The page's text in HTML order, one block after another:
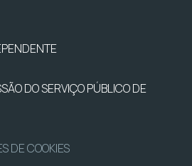
DO SERVIÇO PÚBLICO DE
DE COOKIES